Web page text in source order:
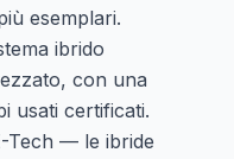
esemplari.
ibrido
con una
usati certificati.
Tech — le ibride